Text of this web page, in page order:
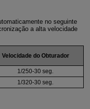
no seguinte
a alta velocidade
Velocidade do Obturador
1/250-30 seg.
1/320-30 seg.